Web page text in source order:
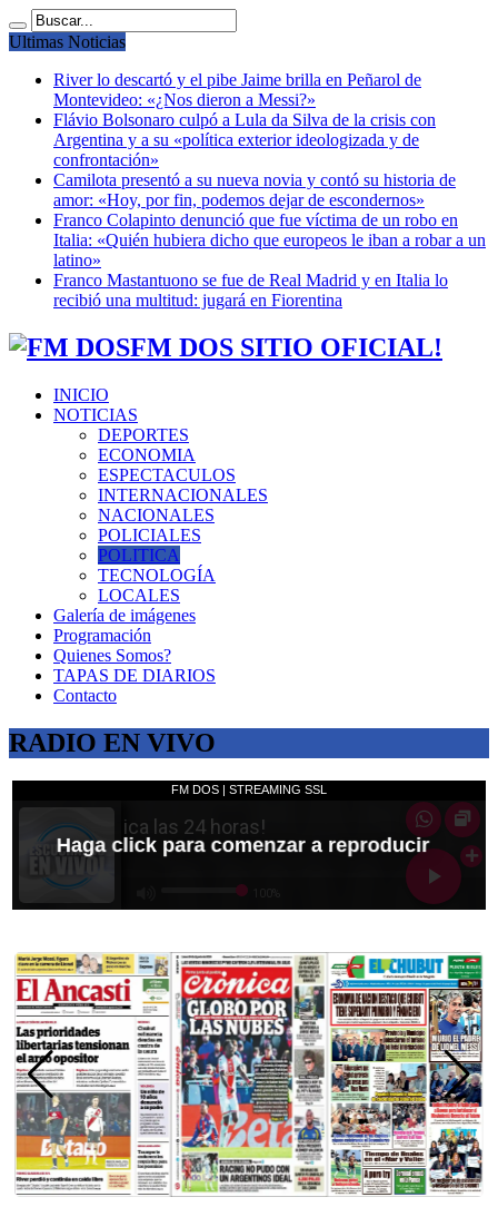
Ultimas Noticias
River lo descartó y el pibe Jaime brilla en Peñarol de
Montevideo: «¿Nos dieron a Messi?»
Flávio Bolsonaro culpó a Lula da Silva de la crisis con
Argentina y a su «política exterior ideologizada y de
confrontación»
Camilota presentó a su nueva novia y contó su historia de
amor: «Hoy, por fin, podemos dejar de escondernos»
Franco Colapinto denunció que fue víctima de un robo en
Italia: «Quién hubiera dicho que europeos le iban a robar a un
latino»
Franco Mastantuono se fue de Real Madrid y en Italia lo
recibió una multitud: jugará en Fiorentina
FM DOS SITIO OFICIAL!
INICIO
NOTICIAS
DEPORTES
ECONOMIA
ESPECTACULOS
INTERNACIONALES
NACIONALES
POLICIALES
POLITICA
TECNOLOGÍA
LOCALES
Galería de imágenes
Programación
Quienes Somos?
TAPAS DE DIARIOS
Contacto
RADIO EN VIVO